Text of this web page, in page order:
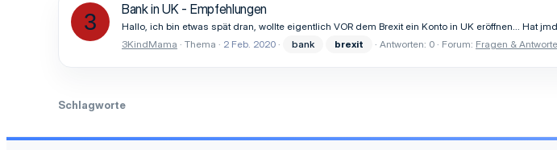
3 Bank in UK - Empfehlungen
Hallo, ich bin etwas spät dran, wollte eigentlich VOR dem Brexit ein Konto in UK eröffnen... Hat
3KindMama
Thema 2 Feb. 2020 bank brexit Antworten: 0 Forum: Fragen &
Schlagworte